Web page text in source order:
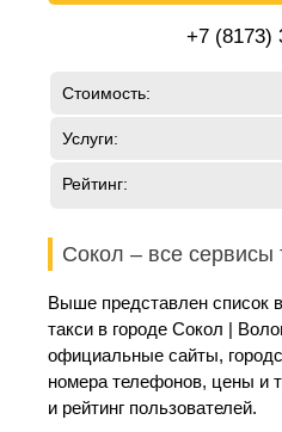
+7 (8173)
Стоимость:
Услуги:
Рейтинг:
Сокол – все сервисы
Выше представлен список
такси в городе Сокол |
официальные сайты,
номера телефонов, цены и
и рейтинг пользователей.